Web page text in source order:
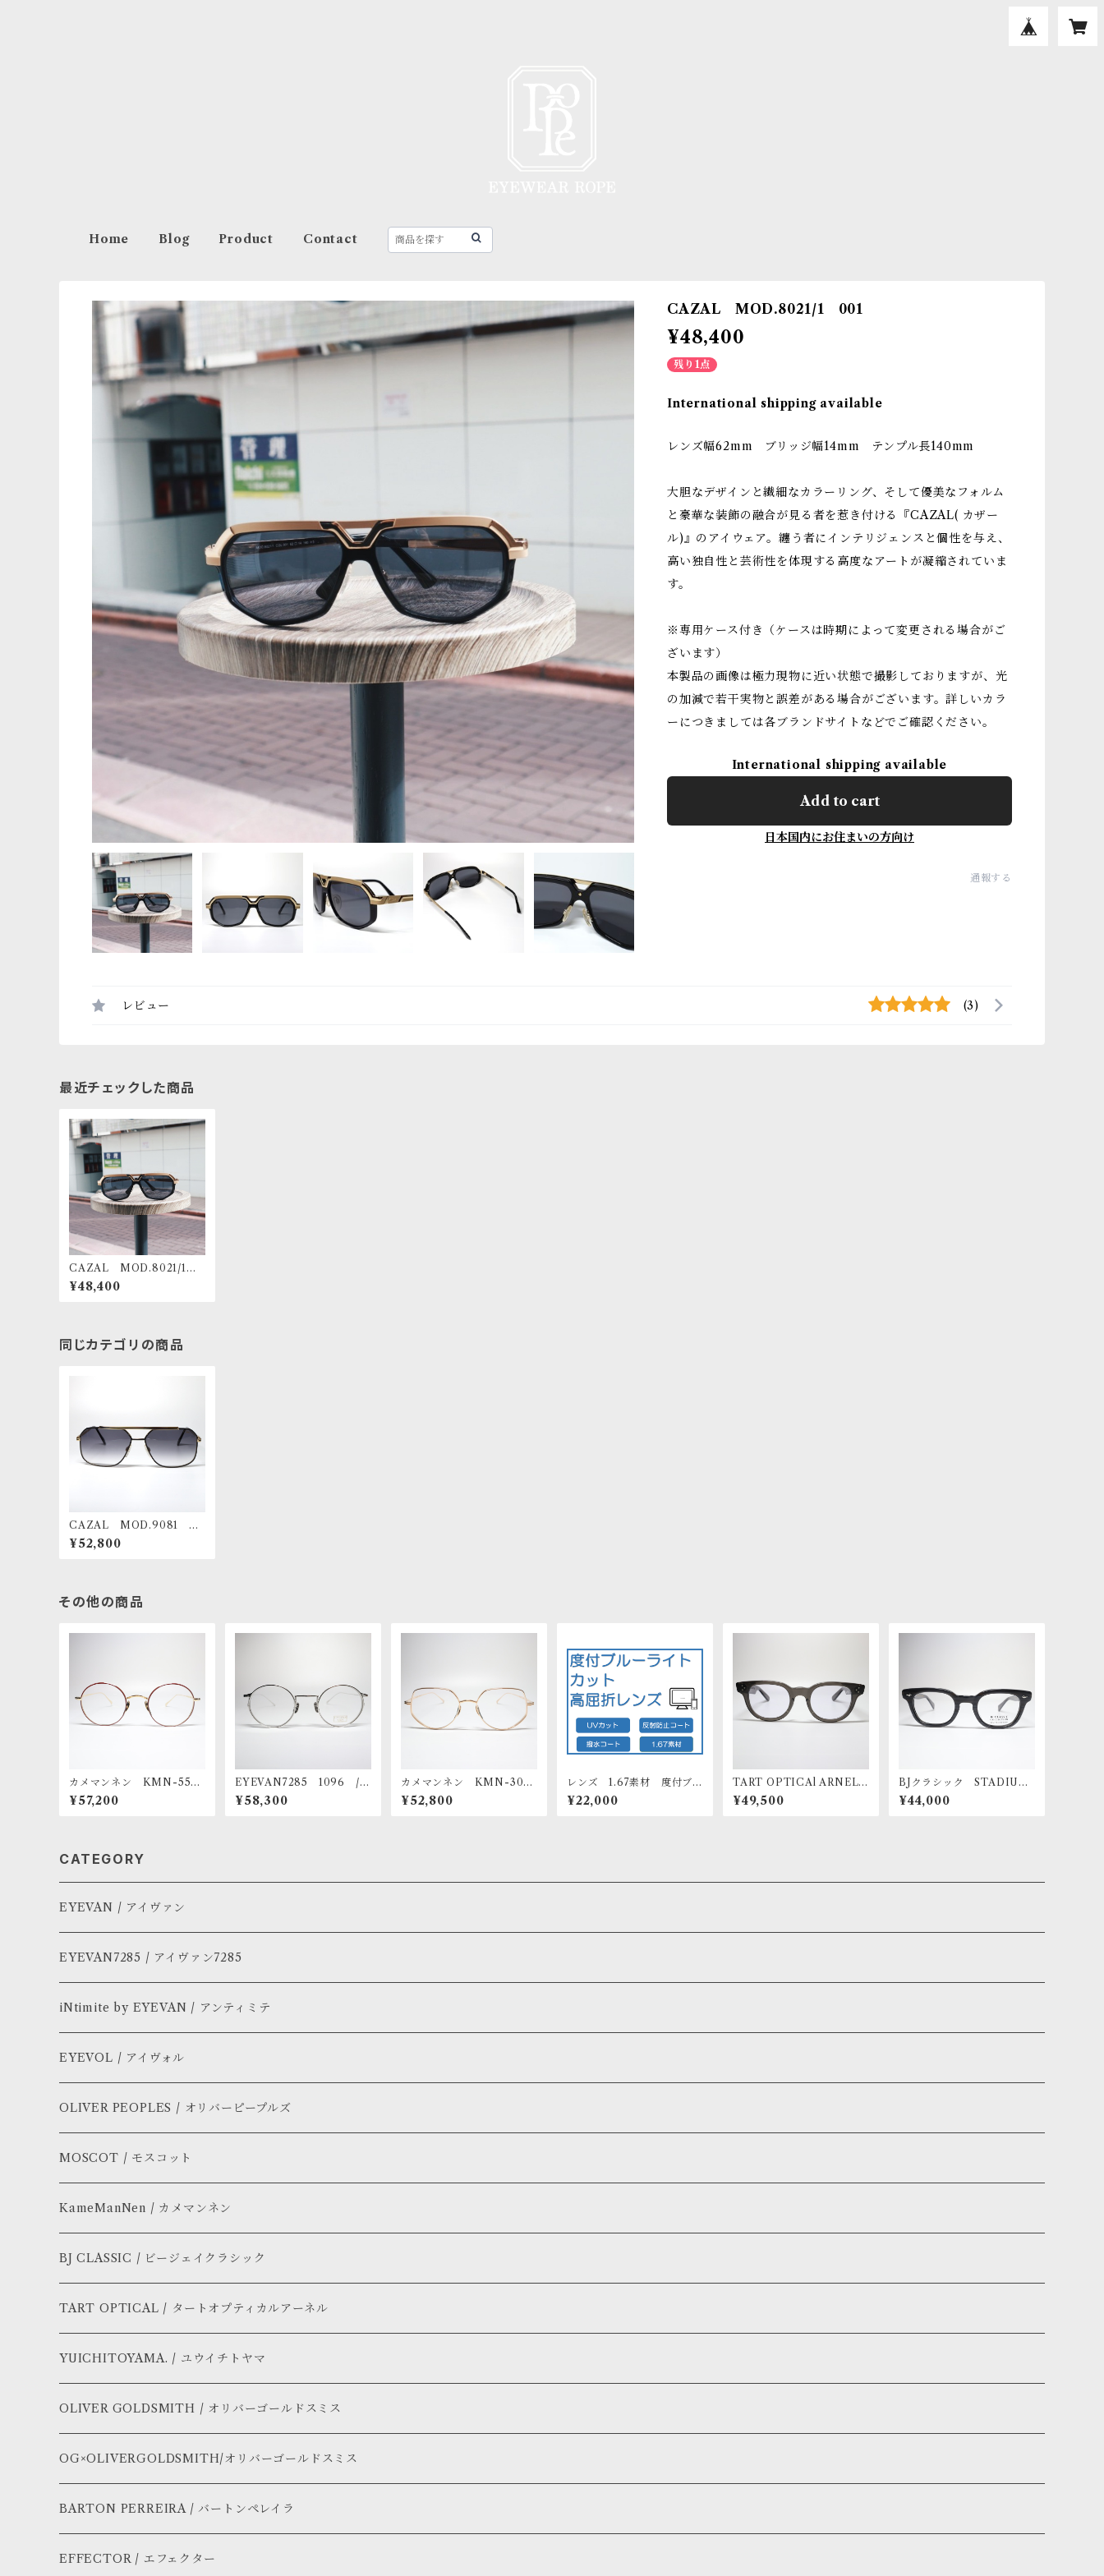
Home Blog Product Contact
CAZAL MOD.8021/1 001
¥48,400
残り1点
International shipping available
レンズ幅62mm ブリッジ幅14mm テンプル長140mm
大胆なデザインと繊細なカラーリング、そして優美なフォルム
と豪華な装飾の融合が見る者を惹き付ける『CAZAL( カザー
ル)』のアイウェア。纏う者にインテリジェンスと個性を与え、
高い独自性と芸術性を体現する高度なアートが凝縮されていま
す。
※専用ケース付き（ケースは時期によって変更される場合がご
ざいます）
本製品の画像は極力現物に近い状態で撮影しておりますが、光
の加減で若干実物と誤差がある場合がございます。詳しいカラ
ーにつきましては各ブランドサイトなどでご確認ください。
International shipping available
Add to cart
日本国内にお住まいの方向け
通報する
レビュー (3)
最近チェックした商品
CAZAL MOD.8021/1 0
01
¥48,400
同じカテゴリの商品
CAZAL MOD.9081 00
1
¥52,800
その他の商品
カメマンネン KMN-5500
GD/RD
¥57,200
EYEVAN7285 1096 /
C.800
¥58,300
カメマンネン KMN-300
6 52 RG
¥52,800
レンズ 1.67素材 度付ブル
ーライト＆UVカット高屈折
メガネレンズ
¥22,000
TART OPTICAl ARNEL
F.D.R（48）004 SMOK
E GRAY
¥49,500
BJクラシック STADIUM
(47) C-168
¥44,000
CATEGORY
EYEVAN / アイヴァン
EYEVAN7285 / アイヴァン7285
iNtimite by EYEVAN / アンティミテ
EYEVOL / アイヴォル
OLIVER PEOPLES / オリバーピープルズ
MOSCOT / モスコット
KameManNen / カメマンネン
BJ CLASSIC / ビージェイクラシック
TART OPTICAL / タートオプティカルアーネル
YUICHITOYAMA. / ユウイチトヤマ
OLIVER GOLDSMITH / オリバーゴールドスミス
OG×OLIVERGOLDSMITH/オリバーゴールドスミス
BARTON PERREIRA / バートンペレイラ
EFFECTOR / エフェクター